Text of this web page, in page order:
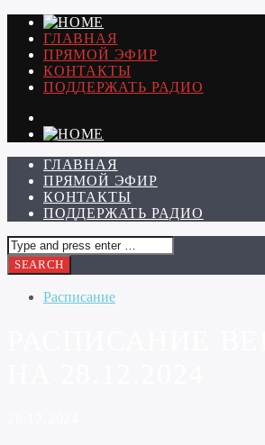
ГЛАВНАЯ
ПРЯМОЙ ЭФИР
КОНТАКТЫ
ПОДДЕРЖАТЬ РАДИО
ГЛАВНАЯ
ПРЯМОЙ ЭФИР
КОНТАКТЫ
ПОДДЕРЖАТЬ РАДИО
Расписание